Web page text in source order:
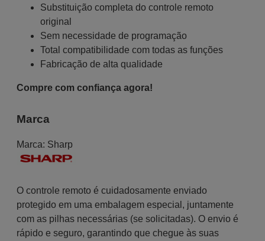
Substituição completa do controle remoto
original
Sem necessidade de programação
Total compatibilidade com todas as funções
Fabricação de alta qualidade
Compre com confiança agora!
Marca
Marca: Sharp
O controle remoto é cuidadosamente enviado
protegido em uma embalagem especial, juntamente
com as pilhas necessárias (se solicitadas). O envio é
rápido e seguro, garantindo que chegue às suas